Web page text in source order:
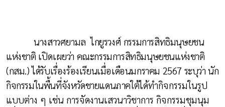
นางสาวศยามล ไกยูรวงศ์ กรรมการสิทธิมนุษยชน
แห่งชาติ เปิดเผยว่า คณะกรรมการสิทธิมนุษยชนแห่งชาติ
(กสม.) ได้รับเรื่องร้องเรียนเมื่อเดือนมกราคม 2567 ระบุว่า นัก
กิจกรรมในพื้นที่จังหวัดชายแดนภาคใต้ได้ทำกิจกรรมในรูป
แบบต่าง ๆ เช่น การจัดงานเสวนาวิชาการ กิจกรรมชุมนุม